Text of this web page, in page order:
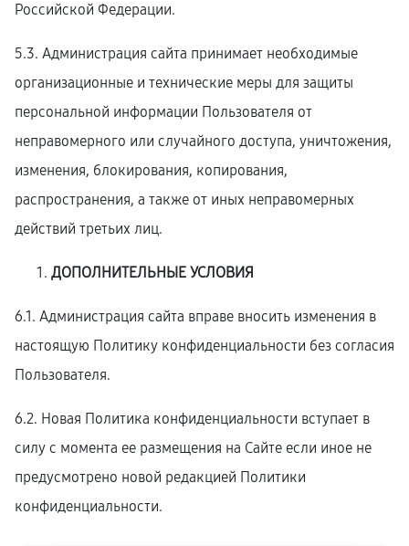
Российской Федерации.
5.3. Администрация сайта принимает необходимые
организационные и технические меры для защиты
персональной информации Пользователя от
неправомерного или случайного доступа, уничтожения,
изменения, блокирования, копирования,
распространения, а также от иных неправомерных
действий третьих лиц.
ДОПОЛНИТЕЛЬНЫЕ УСЛОВИЯ
6.1. Администрация сайта вправе вносить изменения в
настоящую Политику конфиденциальности без согласия
Пользователя.
6.2. Новая Политика конфиденциальности вступает в
силу с момента ее размещения на Сайте если иное не
предусмотрено новой редакцией Политики
конфиденциальности.